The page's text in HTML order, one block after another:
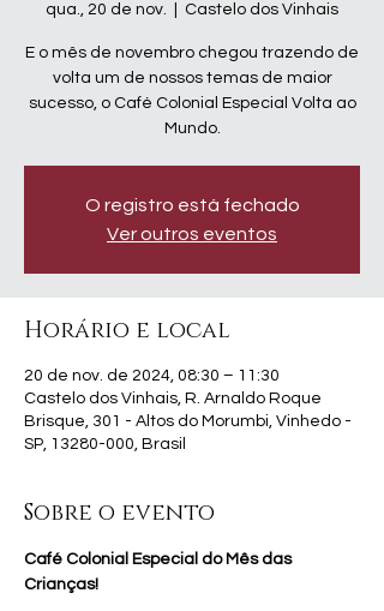
qua., 20 de nov. Castelo dos Vinhais
E o mês de novembro chegou trazendo de
volta um de nossos temas de maior
sucesso, o Café Colonial Especial Volta ao
Mundo.
O registro está fechado
Ver outros eventos
Horário e local
20 de nov. de 2024, 08:30 – 11:30
Castelo dos Vinhais, R. Arnaldo Roque
Brisque, 301 - Altos do Morumbi, Vinhedo -
SP, 13280-000, Brasil
Sobre o evento
Café Colonial Especial do Mês das
Crianças!